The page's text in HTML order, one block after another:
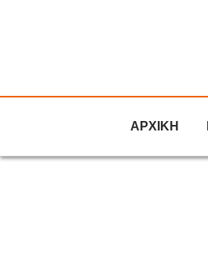
ΑΡΧΙΚΗ